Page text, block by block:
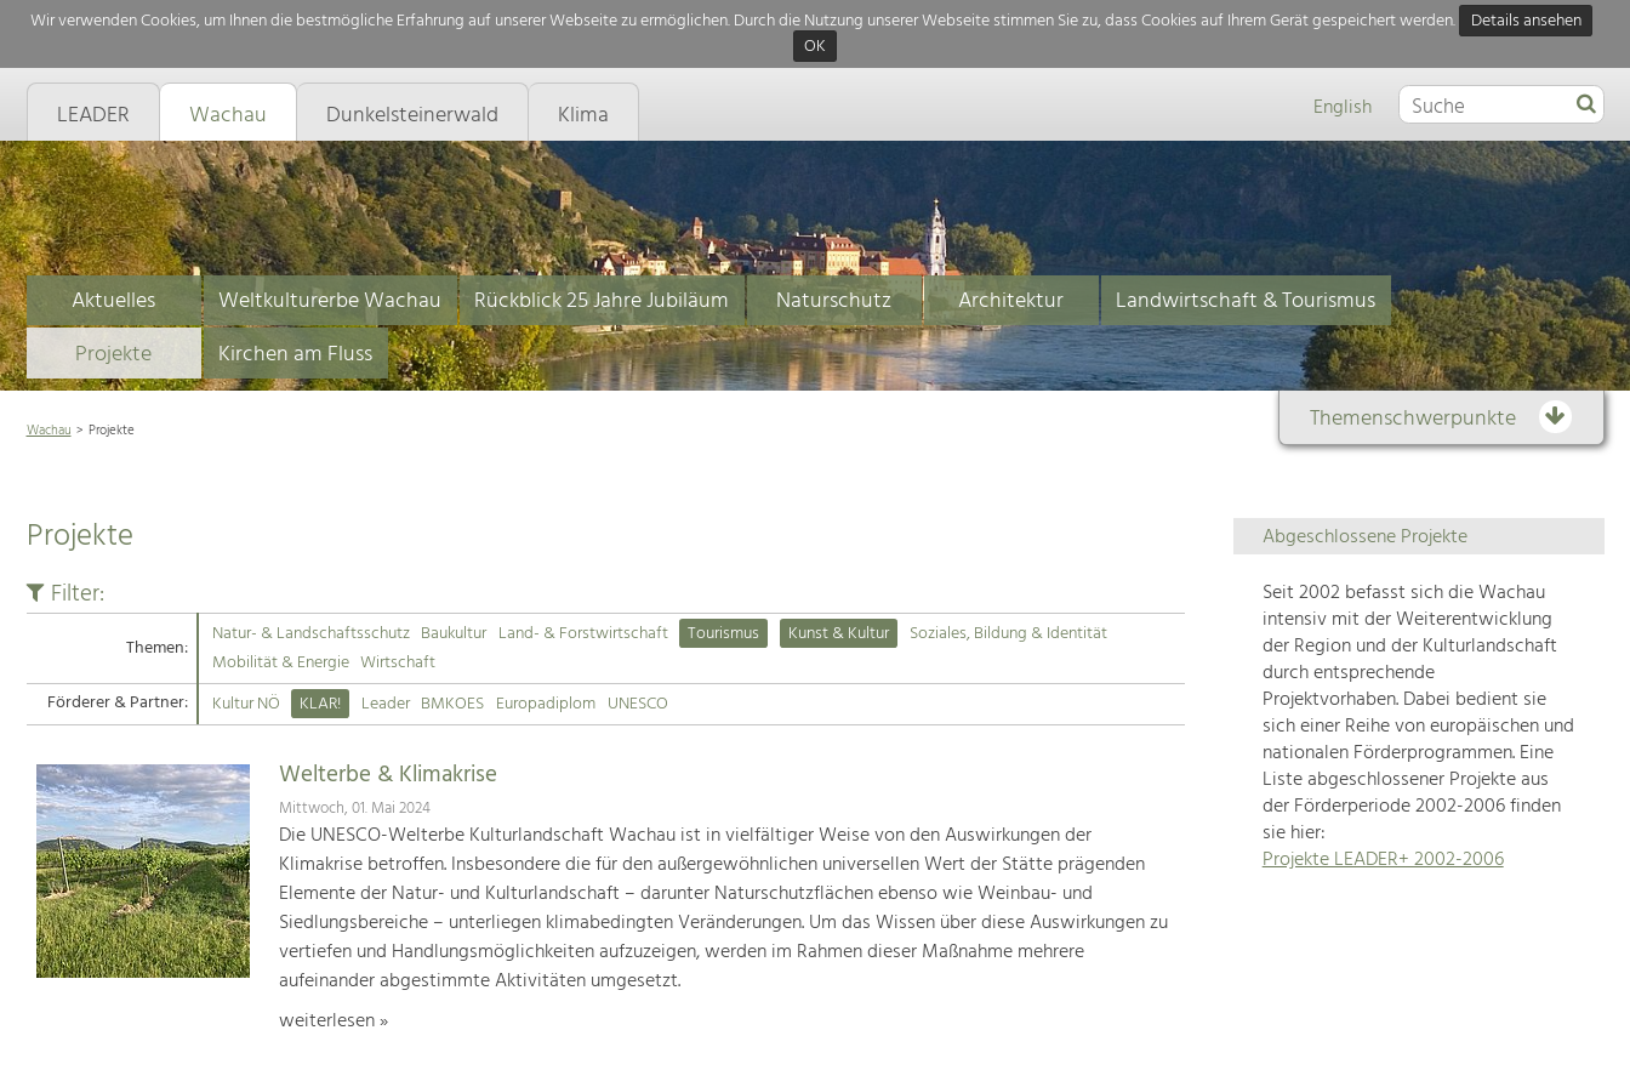
Wir verwenden Cookies, um Ihnen die bestmögliche Erfahrung auf unserer Webseite zu ermöglichen. Durch die Nutzung unserer Webseite stimmen Sie zu, dass Cookies auf Ihrem Gerät gespeichert werden.
Details ansehen
OK
LEADER Wachau Dunkelsteinerwald Klima English
Aktuelles Weltkulturerbe Wachau Rückblick 25 Jahre Jubiläum Naturschutz Architektur
Landwirtschaft & Tourismus
Projekte
Kirchen am Fluss
Themenschwerpunkte
Themenübersicht
Die
Regionalentwicklung
in
unserer
Region
ist
sehr
vielfältig.
Deshalb
geben
wir
hier
Wachau Projekte
Projekte
Filter:
Themen: Natur- & Landschaftsschutz Baukultur Land- & Forstwirtschaft Tourismus Kunst & Kultur
Soziales, Bildung & Identität
Mobilität & Energie Wirtschaft
Förderer & Partner:
Kultur NÖ KLAR! Leader BMKOES Europadiplom UNESCO
Welterbe & Klimakrise
Mittwoch, 01. Mai 2024
Die UNESCO-Welterbe Kulturlandschaft Wachau ist in vielfältiger Weise von den Auswirkungen der
Klimakrise betroffen. Insbesondere die für den außergewöhnlichen universellen Wert der Stätte prägenden
Elemente der Natur- und Kulturlandschaft – darunter Naturschutzflächen ebenso wie Weinbau- und
Siedlungsbereiche – unterliegen klimabedingten Veränderungen. Um das Wissen über diese Auswirkungen zu
vertiefen und Handlungsmöglichkeiten aufzuzeigen, werden im Rahmen dieser Maßnahme mehrere
aufeinander abgestimmte Aktivitäten umgesetzt.
weiterlesen »
Abgeschlossene Projekte
Seit 2002 befasst sich die Wachau
intensiv mit der Weiterentwicklung
der Region und der Kulturlandschaft
durch entsprechende
Projektvorhaben. Dabei bedient sie
sich einer Reihe von europäischen und
nationalen Förderprogrammen. Eine
Liste abgeschlossener Projekte aus
der Förderperiode 2002-2006 finden
sie hier:
Projekte LEADER+ 2002-2006